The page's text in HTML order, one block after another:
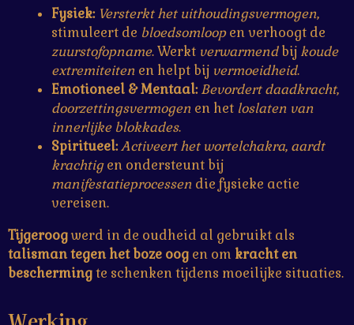
Fysiek: Versterkt het uithoudingsvermogen,
stimuleert de bloedsomloopen verhoogt de
zuurstofopname. Werkt verwarmendbij koude
extremiteiten en helpt bij vermoeidheid.
Emotioneel & Mentaal: Bevordert daadkracht,
doorzettingsvermogen en het loslaten van
innerlijke blokkades.
Spiritueel: Activeert het wortelchakra, aardt
krachtigen ondersteunt bij
manifestatieprocessen die fysieke actie
vereisen.
Tijgeroogwerd in de oudheid al gebruikt als
talisman tegen het boze oog en om kracht en
beschermingte schenken tijdens moeilijke situaties.